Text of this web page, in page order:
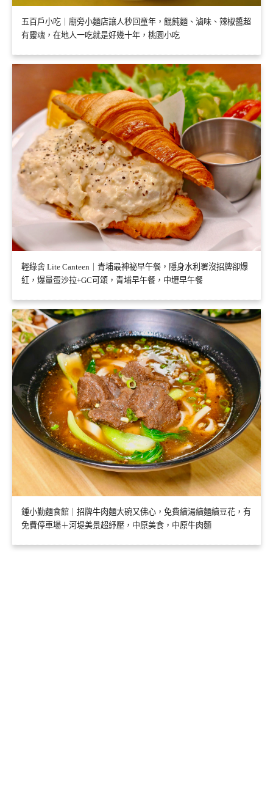
五百戶小吃｜廟旁小麵店讓人秒回童年，餛飩麵、滷味、辣椒醬超
有靈魂，在地人一吃就是好幾十年，桃園小吃
輕綠舍 Lite Canteen｜青埔最神祕早午餐，隱身水利署沒招牌卻爆
紅，爆量蛋沙拉+GC可頌，青埔早午餐，中壢早午餐
鍾小勤麵食館｜招牌牛肉麵大碗又佛心，免費續湯續麵續豆花，有
免費停車場＋河堤美景超紓壓，中原美食，中原牛肉麵